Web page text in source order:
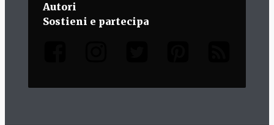
Autori
Sostieni e partecipa